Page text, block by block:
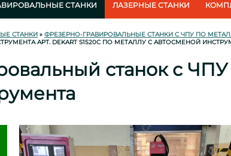
СТАНКИ ЛАЗЕРНЫЕ СТАНКИ
СТАНКИ » ФРЕЗЕРНО-ГРАВИРОВАЛЬНЫЕ СТАНКИ С ЧПУ ПО
АРТ. DEKART S1520C ПО МЕТАЛЛУ С АВТОСМЕНОЙ
станок с ЧПУ